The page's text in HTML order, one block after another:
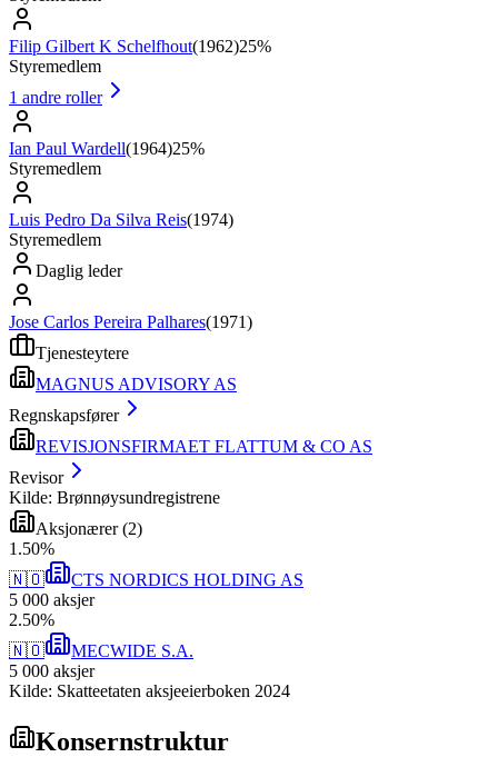
Filip Gilbert K Schelfhout(1962)25%
Styremedlem
1 andre roller
Ian Paul Wardell(1964)25%
Styremedlem
Luis Pedro Da Silva Reis(1974)
Styremedlem
Daglig leder
Jose Carlos Pereira Palhares(1971)
Tjenesteytere
MAGNUS ADVISORY AS
Regnskapsfører
REVISJONSFIRMAET FLATTUM & CO AS
Revisor
Kilde: Brønnøysundregistrene
Aksjonærer(2)
1 .50%
🇳🇴
CTS NORDICS HOLDING AS
5 000 aksjer
2.50%
🇳🇴
MECWIDE S.A.
5 000 aksjer
Kilde: Skatteetaten aksjeeierboken 2024
Konsernstruktur